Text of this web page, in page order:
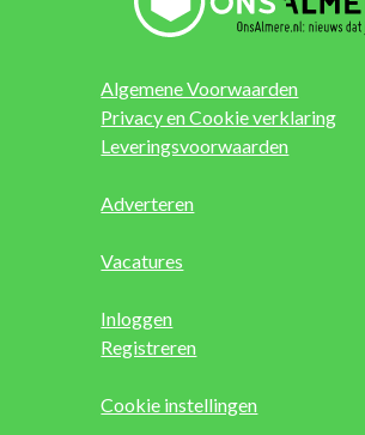
Algemene Voorwaarden
Privacy en Cookie verklaring
Leveringsvoorwaarden
Adverteren
Vacatures
Inloggen
Registreren
Cookie instellingen